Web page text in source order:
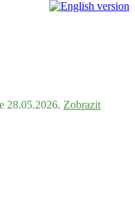
28.05.2026. Zobrazit